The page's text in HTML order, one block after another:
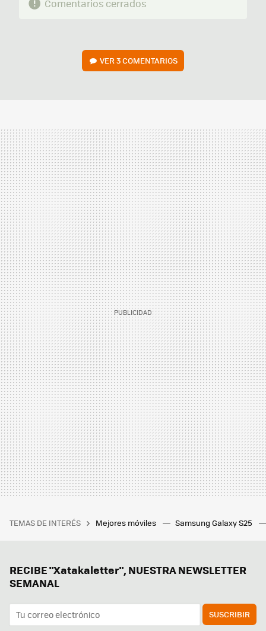
Comentarios cerrados
VER3 COMENTARIOS
TEMAS DE INTERÉS Mejores móviles Samsung Galaxy S25
RECIBE "Xatakaletter", NUESTRA NEWSLETTER
SEMANAL
SUSCRIBIR